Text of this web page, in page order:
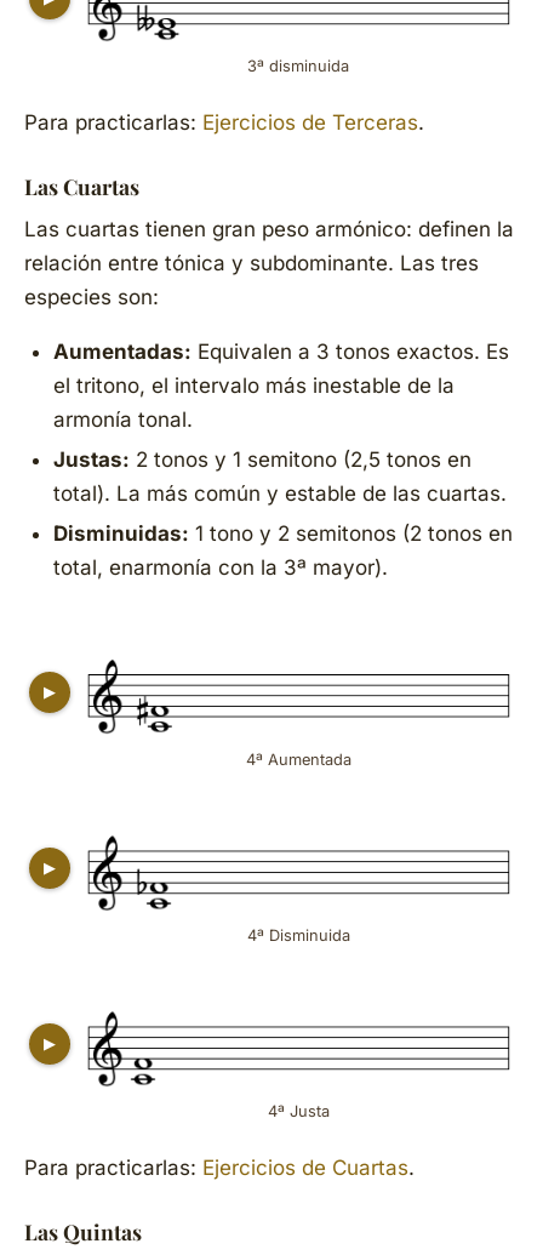
3ª disminuida
Para practicarlas: Ejercicios de Terceras.
Las Cuartas
Las cuartas tienen gran peso armónico: definen la
relación entre tónica y subdominante. Las tres
especies son:
Aumentadas: Equivalen a 3 tonos exactos. Es
el tritono, el intervalo más inestable de la
armonía tonal.
Justas: 2 tonos y 1 semitono (2,5 tonos en
total). La más común y estable de las cuartas.
Disminuidas: 1 tono y 2 semitonos (2 tonos en
total, enarmonía con la 3ª mayor).
4ª Aumentada
▶
4ª Disminuida
▶
4ª Justa
▶
Para practicarlas: Ejercicios de Cuartas.
Las Quintas